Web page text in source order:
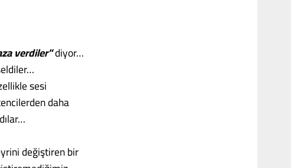
verdiler”diyor…
sesi
daha
değiştiren bir